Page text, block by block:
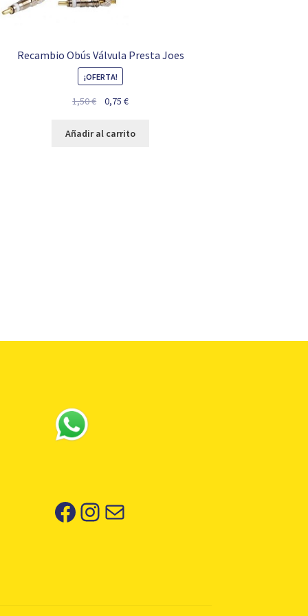
Recambio Obús Válvula Presta Joes
¡OFERTA!
1,50€
El
original
0,75 €El
actual
Añadir al carrito
Facebook
Instagram
Correo electrónico